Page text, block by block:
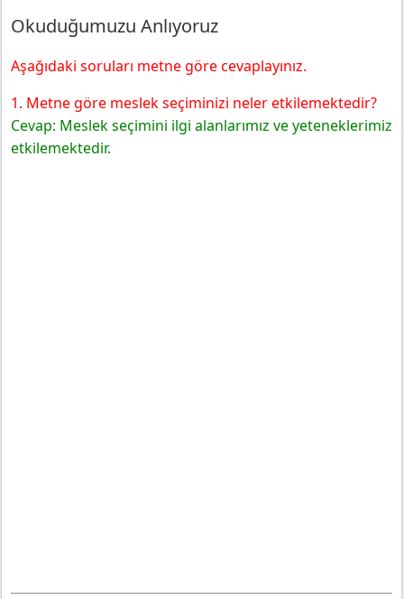
Okuduğumuzu Anlıyoruz
Aşağıdaki soruları metne göre cevaplayınız.
1. Metne göre meslek seçiminizi neler etkilemektedir?
Cevap: Meslek seçimini ilgi alanlarımız ve yeteneklerimiz
etkilemektedir.